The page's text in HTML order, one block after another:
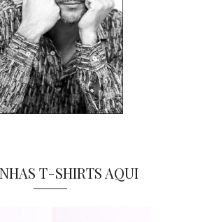
T-SHIRTS AQUI